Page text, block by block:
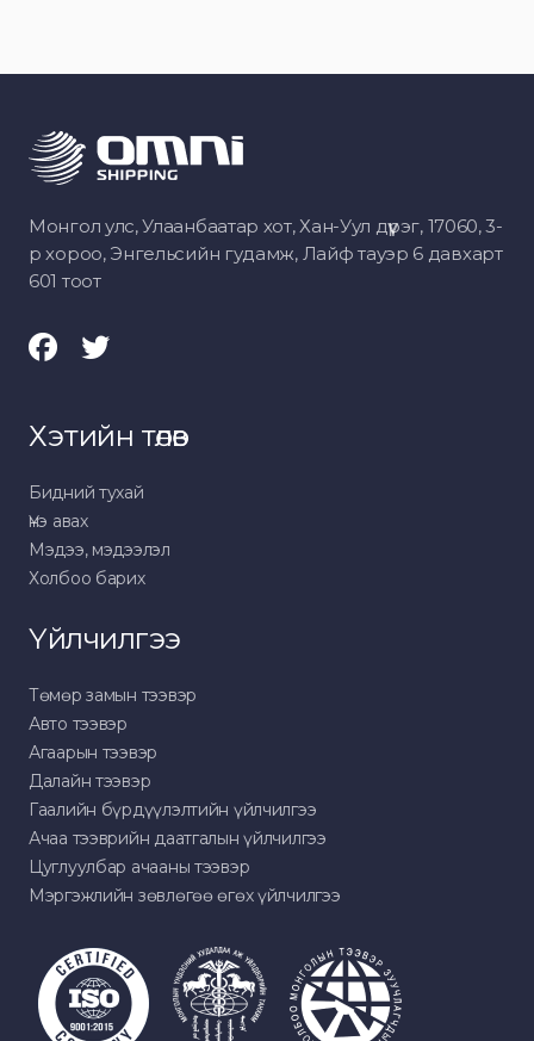
Монгол улс, Улаанбаатар хот, Хан-Уул дүүрэг, 17060, 3-
р хороо, Энгельсийн гудамж, Лайф тауэр 6 давхарт
601 тоот
Хэтийн төлөв
Бидний тухай
Үнэ авах
Мэдээ, мэдээлэл
Холбоо барих
Үйлчилгээ
Төмөр замын тээвэр
Авто тээвэр
Агаарын тээвэр
Далайн тээвэр
Гаалийн бүрдүүлэлтийн үйлчилгээ
Ачаа тээврийн даатгалын үйлчилгээ
Цуглуулбар ачааны тээвэр
Мэргэжлийн зөвлөгөө өгөх үйлчилгээ